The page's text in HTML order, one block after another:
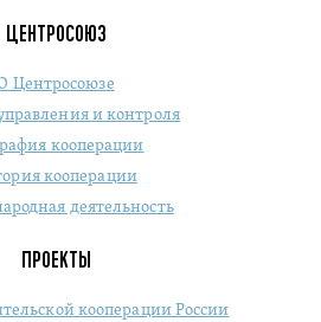
ЦЕНТРОСОЮЗ
Центросоюзе
и контроля
кооперации
кооперации
деятельность
ПРОЕКТЫ
кооперации России